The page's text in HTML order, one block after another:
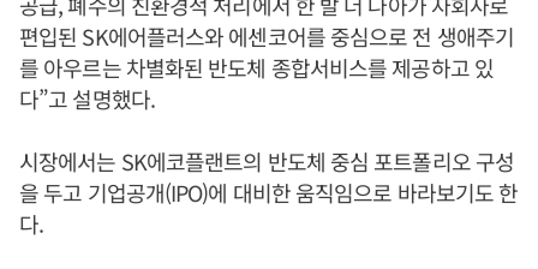
편입된 SK에어플러스와 에센코어를 중심으로 전 생애주기
를 아우르는 차별화된 반도체 종합서비스를 제공하고 있
다”고 설명했다.
시장에서는 SK에코플랜트의 반도체 중심 포트폴리오 구성
을 두고 기업공개(IPO)에 대비한 움직임으로 바라보기도 한
다.